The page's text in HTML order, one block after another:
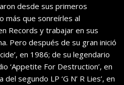
desde sus primeros
más que sonreírles al
Records y trabajar en sus
Pero después de su gran inició
en 1986; de su legendario
‘Appetite For Destruction’, en
segundo LP ‘G N’ R Lies’, en